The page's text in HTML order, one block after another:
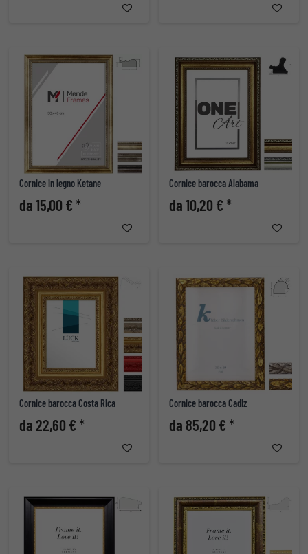
Cornice in legno Ketane
da 15,00 € *
Cornice barocca Alabama
da 10,20 € *
Cornice barocca Costa Rica
da 22,60 € *
Cornice barocca Cadiz
da 85,20 € *